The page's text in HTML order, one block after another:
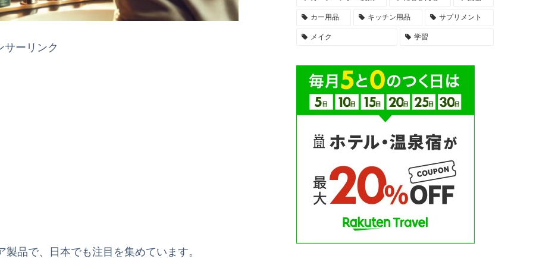
サーリンク
品で、日本でも注目を集めています。
カー用品 キッチン用品 サプリメント
メイク 学習